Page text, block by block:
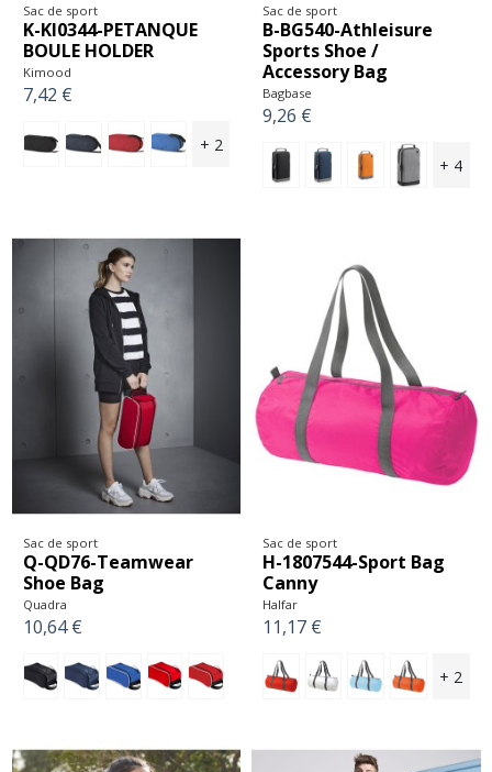
Sac de sport
K-KI0344-PETANQUE
BOULE HOLDER
Kimood
7,42 €
+ 2
Sac de sport
B-BG540-Athleisure
Sports Shoe /
Accessory Bag
Bagbase
9,26 €
+ 4
Sac de sport
Q-QD76-Teamwear
Shoe Bag
Quadra
10,64 €
Sac de sport
H-1807544-Sport Bag
Canny
Halfar
11,17 €
+ 2